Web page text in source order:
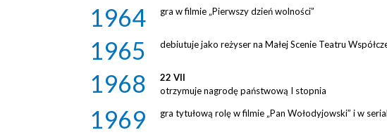
1964 gra w filmie „Pierwszy dzień wolności”
1965 debiutuje jako reżyser na Małej Scenie Teatru
1968
22 VII
otrzymuje nagrodę państwową I stopnia
1969 gra tytułową rolę w filmie „Pan Wołodyjowski” i w